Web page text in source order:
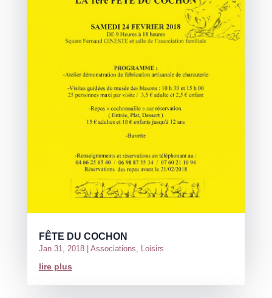
FÊTE DU COCHON
Jan 31, 2018| Associations, Loisirs
lire plus